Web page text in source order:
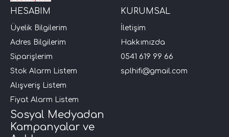
HESABIM
Üyelik Bilgilerim
Adres Bilgilerim
Siparişlerim
Stok Alarm Listem
Alışveriş Listem
Fiyat Alarm Listem
KURUMSAL
İletişim
Hakkımızda
0541 619 99 66
splhifi@gmail.com
Sosyal Medyadan
Kampanyalar ve